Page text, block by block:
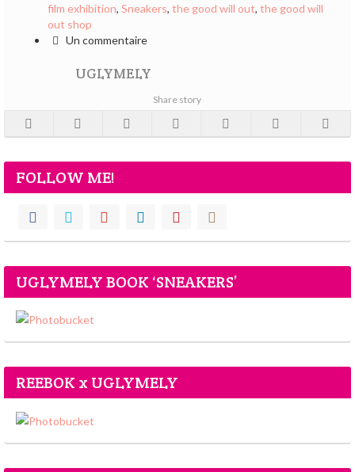
film exhibition, Sneakers, the good will out, the good will
out shop
Un commentaire
UGLYMELY
Share story
FOLLOW ME!
UGLYMELY BOOK ‘SNEAKERS’
REEBOK x UGLYMELY